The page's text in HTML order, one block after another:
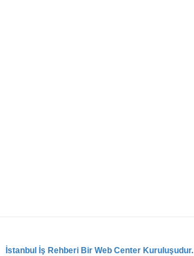
İstanbul İş Rehberi Bir Web Center Kuruluşudur.